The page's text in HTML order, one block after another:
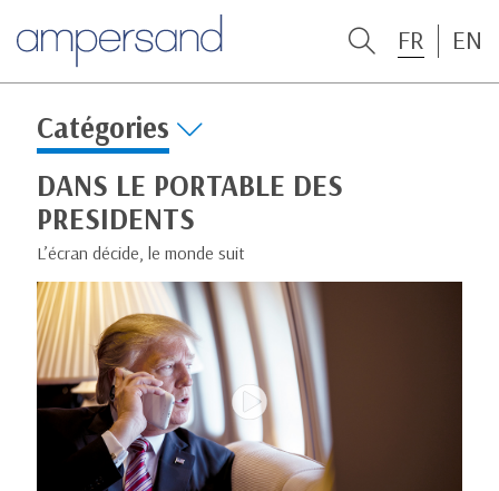
FR EN
Catégories
DANS LE PORTABLE DES
PRESIDENTS
L’écran décide, le monde suit